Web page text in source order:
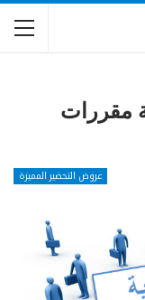
مقررات
عروض التحضير المميزة